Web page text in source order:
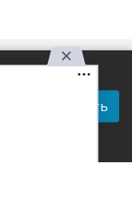
Принять